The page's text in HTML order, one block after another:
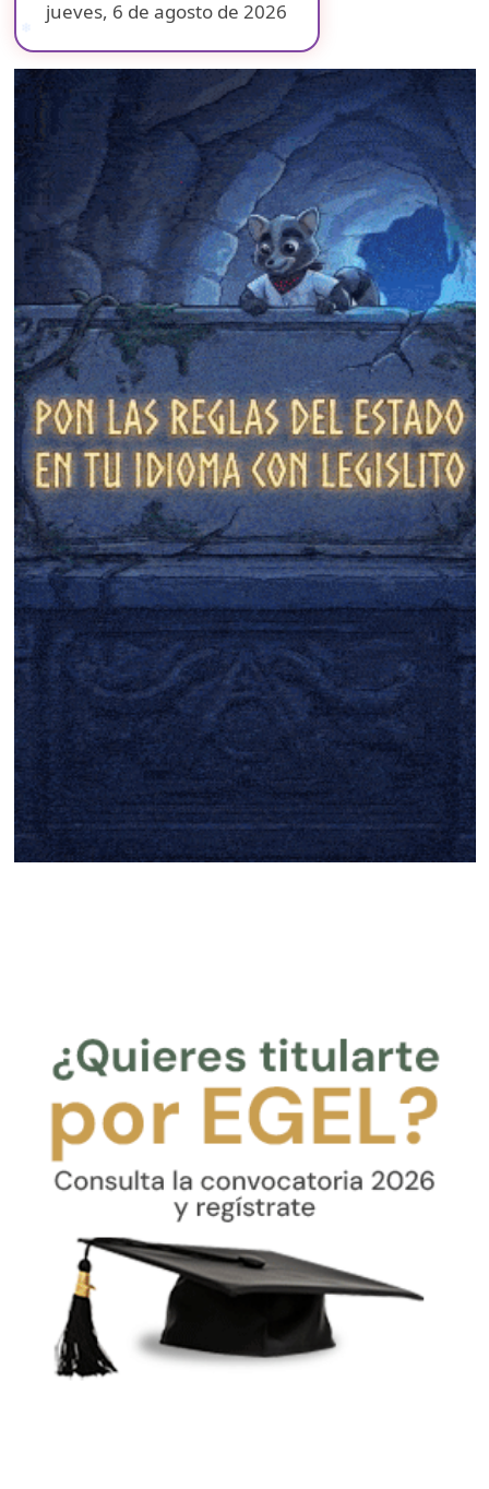
jueves, 6 de agosto de 2026
❄
❄ ❄